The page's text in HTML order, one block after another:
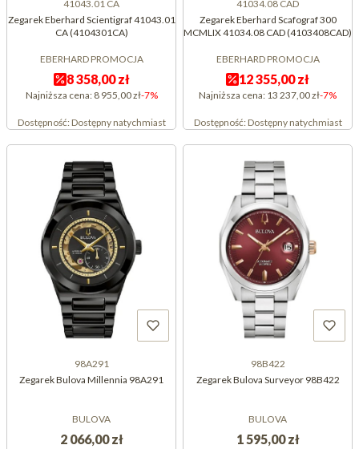
41043.01 CA
Zegarek Eberhard Scientigraf 41043.01
CA (4104301CA)
EBERHARD PROMOCJA
8 358,00 zł
Najniższa cena: 8 955,00 zł-7%
Dostępność:Dostępny natychmiast
41034.08 CAD
Zegarek Eberhard Scafograf 300
MCMLIX 41034.08 CAD (4103408CAD)
EBERHARD PROMOCJA
12 355,00 zł
Najniższa cena: 13 237,00 zł-7%
Dostępność:Dostępny natychmiast
98A291
Zegarek Bulova Millennia 98A291
BULOVA
2 066,00 zł
98B422
Zegarek Bulova Surveyor 98B422
BULOVA
1 595,00 zł